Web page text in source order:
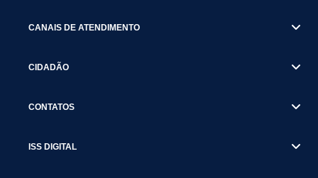
CANAIS DE ATENDIMENTO
CIDADÃO
CONTATOS
ISS DIGITAL